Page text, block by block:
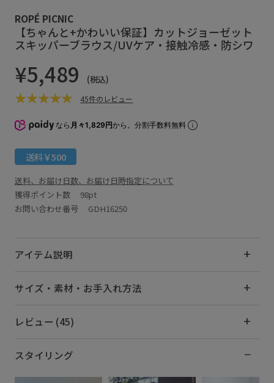
ROPÉ PICNIC
【ちゃんと+かわいい保証】カットジョーゼット
スキッパーブラウス/UVケア・接触冷感・防シワ
¥5,489 (税込)
45件のレビュー
なら 月々1,829円から。分割手数料無料
送料￥500
送料、お届け日数、お届け日時指定について
獲得ポイント数 98pt
お問い合わせ番号 GDH16250
アイテム説明
サイズ・素材・お手入れ方法
レビュー (45)
スタイリング